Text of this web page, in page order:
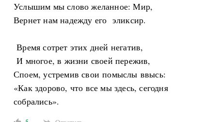
Услышим мы слово желанное: Мир,
Вернет нам надежду его эликсир.
Время сотрет этих дней негатив,
И многое, в жизни своей пережив,
Споем, устремив свои помыслы ввысь:
«Как здорово, что все мы здесь, сегодня
собрались».